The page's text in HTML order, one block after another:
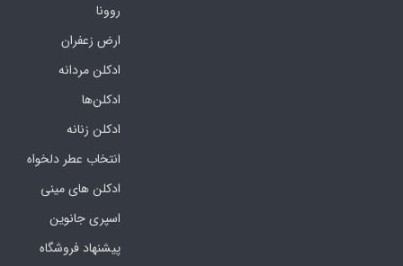
روونا
ارض زعفران
ادکلن مردانه
ادکلن‌ها
ادکلن زنانه
انتخاب عطر دلخواه
ادکلن های مینی
اسپری جانوین
پیشنهاد فروشگاه